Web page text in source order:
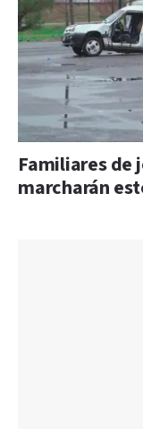
Familiares de
marcharán